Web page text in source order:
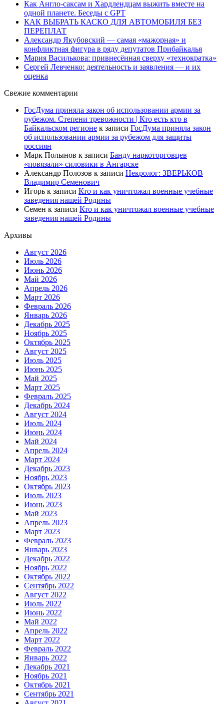
Как Англо-саксам и Хардлендцам выжить вместе на
одной планете. Беседы с GPT
КАК ВЫБРАТЬ КАСКО ДЛЯ АВТОМОБИЛЯ БЕЗ
ПЕРЕПЛАТ
Александр Якубовский — самая «мажорная» и
конфликтная фигура в ряду депутатов Прибайкалья
Мария Василькова: привнесённая сверху «технократка»
Сергей Левченко: деятельность и заявления — и их
оценка
Свежие комментарии
ГосДума приняла закон об использовании армии за
рубежом. Степени тревожности | Кто есть кто в
Байкальском регионе к записи ГосДума приняла закон
об использовании армии за рубежом для защиты
россиян
Марк Полынов к записи Банду наркоторговцев
«повязали» силовики в Ангарске
Александр Полозов к записи Некролог: ЗВЕРЬКОВ
Владимир Семенович
Игорь к записи Кто и как уничтожал военные учебные
заведения нашей Родины
Семен к записи Кто и как уничтожал военные учебные
заведения нашей Родины
Архивы
Август 2026
Июль 2026
Июнь 2026
Май 2026
Апрель 2026
Март 2026
Февраль 2026
Январь 2026
Декабрь 2025
Ноябрь 2025
Октябрь 2025
Август 2025
Июль 2025
Июнь 2025
Май 2025
Март 2025
Февраль 2025
Декабрь 2024
Август 2024
Июль 2024
Июнь 2024
Май 2024
Апрель 2024
Март 2024
Декабрь 2023
Ноябрь 2023
Октябрь 2023
Июль 2023
Июнь 2023
Май 2023
Апрель 2023
Март 2023
Февраль 2023
Январь 2023
Декабрь 2022
Ноябрь 2022
Октябрь 2022
Сентябрь 2022
Август 2022
Июль 2022
Июнь 2022
Май 2022
Апрель 2022
Март 2022
Февраль 2022
Январь 2022
Декабрь 2021
Ноябрь 2021
Октябрь 2021
Сентябрь 2021